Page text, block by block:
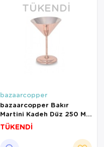
TÜKENDI
bazaarcopper
bazaarcopper Bakır
Martini Kadeh Düz 250 Ml
6lı Takım Kırmızı
bazaarcopper0459-61
TÜKENDİ